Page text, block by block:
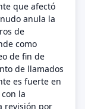
que afectó
anula la
de
como
de fin de
de llamados
es fuerte en
la
revisión por